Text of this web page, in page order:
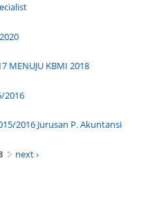
MENUJU KBMI 2018
2016
2016 Jurusan P. Akuntansi
next ›